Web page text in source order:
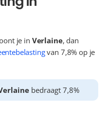
je in Verlaine, dan
bedraagt 7,8%